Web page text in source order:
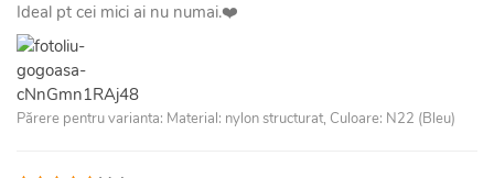
Ideal pt cei mici ai nu numai.❤️
Părere pentru varianta: Material: nylon structurat, Culoare: N22 (Bleu)